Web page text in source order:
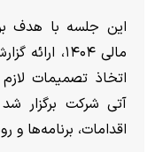
این جلسه با هدف
مالی ۱۴۰۴،
اتخاذ تصمیمات
آتی شرکت برگزار
اقدامات، برنامه‌ها و